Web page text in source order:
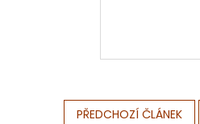
PŘEDCHOZÍ ČLÁNEK